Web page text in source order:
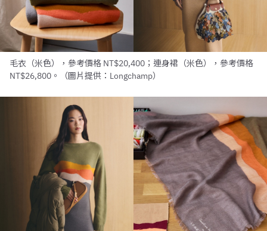
毛衣（米色），參考價格 NT$20,400；連身裙（米色），參考價格
NT$26,800。（圖片提供：Longchamp）